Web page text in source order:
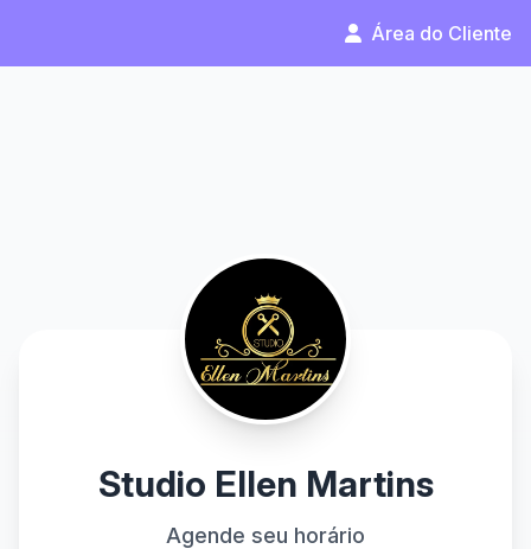
Área do Cliente
Studio Ellen Martins
Agende seu horário